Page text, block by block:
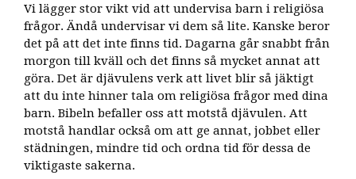
Vi lägger stor vikt vid att undervisa barn i religiösa
frågor. Ändå undervisar vi dem så lite. Kanske beror
det på att det inte finns tid. Dagarna går snabbt från
morgon till kväll och det finns så mycket annat att
göra. Det är djävulens verk att livet blir så jäktigt
att du inte hinner tala om religiösa frågor med dina
barn. Bibeln befaller oss att motstå djävulen. Att
motstå handlar också om att ge annat, jobbet eller
städningen, mindre tid och ordna tid för dessa de
viktigaste sakerna.